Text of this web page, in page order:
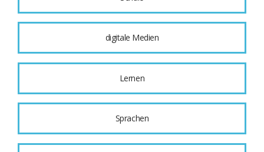
digitale Medien
Lernen
Sprachen